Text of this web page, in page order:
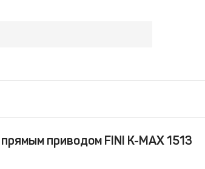
приводом FINI K-MAX 1513